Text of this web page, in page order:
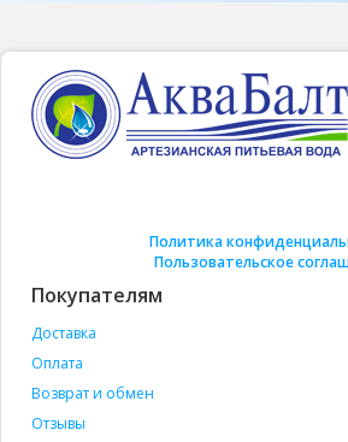
Политика
Пользовательское
Покупателям
Доставка
Оплата
Возврат и обмен
Отзывы